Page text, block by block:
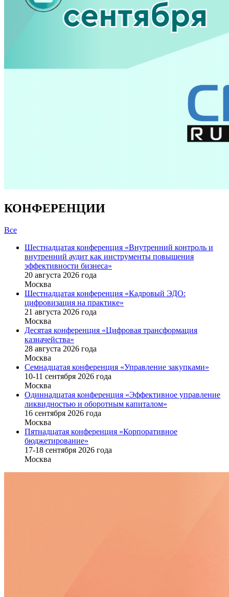
КОНФЕРЕНЦИИ
Все
Шестнадцатая конференция «Внутренний контроль и
внутренний аудит как инструменты повышения
эффективности бизнеса»
20 августа 2026 года
Москва
Шестнадцатая конференция «Кадровый ЭДО:
цифровизация на практике»
21 августа 2026 года
Москва
Десятая конференция «Цифровая трансформация
казначейства»
28 августа 2026 года
Москва
Семнадцатая конференция «Управление закупками»
10-11 сентября 2026 года
Москва
Одиннадцатая конференция «Эффективное управление
ликвидностью и оборотным капиталом»
16 cентября 2026 года
Москва
Пятнадцатая конференция «Корпоративное
бюджетирование»
17-18 сентября 2026 года
Москва